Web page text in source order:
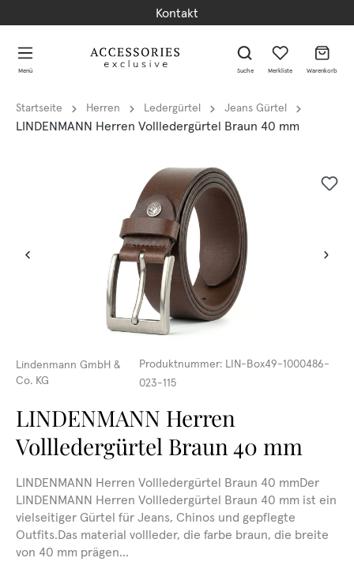
Kontakt
Menü Suche Merkliste Warenkorb
Startseite Herren Ledergürtel Jeans Gürtel
LINDENMANN Herren Vollledergürtel Braun 40 mm
Lindenmann GmbH &
Co. KG
Produktnummer: LIN-Box49-1000486-
023-115
LINDENMANN Herren
Vollledergürtel Braun 40 mm
LINDENMANN Herren Vollledergürtel Braun 40 mmDer
LINDENMANN Herren Vollledergürtel Braun 40 mm ist ein
vielseitiger Gürtel für Jeans, Chinos und gepflegte
Outfits.Das material vollleder, die farbe braun, die breite
von 40 mm prägen...